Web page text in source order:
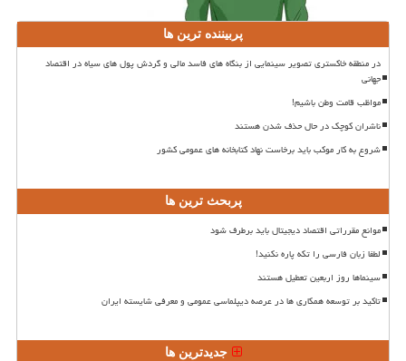
پربیننده ترین ها
در منطقه خاکستری تصویر سینمایی از بنگاه های فاسد مالی و گردش پول های سیاه در اقتصاد
جهانی
مواظب قامت وطن باشیم!
ناشران کوچک در حال حذف شدن هستند
شروع به کار موکب باید برخاست نهاد کتابخانه های عمومی کشور
پربحث ترین ها
موانع مقرراتی اقتصاد دیجیتال باید برطرف شود
لطفا زبان فارسی را تکه پاره نکنید!
سینماها روز اربعین تعطیل هستند
تاکید بر توسعه همکاری ها در عرصه دیپلماسی عمومی و معرفی شایسته ایران
جدیدترین ها